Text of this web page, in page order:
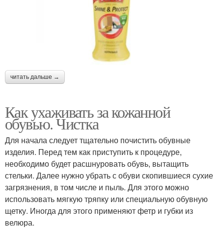
читать дальше →
Как ухаживать за кожанной
обувью. Чистка
Для начала следует тщательно почистить обувные
изделия. Перед тем как приступить к процедуре,
необходимо будет расшнуровать обувь, вытащить
стельки. Далее нужно убрать с обуви скопившиеся сухие
загрязнения, в том числе и пыль. Для этого можно
использовать мягкую тряпку или специальную обувную
щетку. Иногда для этого применяют фетр и губки из
велюра.